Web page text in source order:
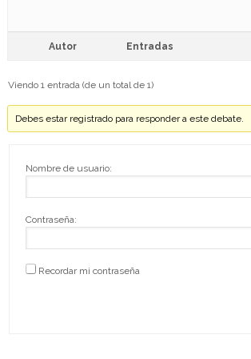
Autor Entradas
Viendo 1 entrada (de un total de 1)
Debes estar registrado para responder a este debate.
Nombre de usuario:
Contraseña:
Recordar mi contraseña